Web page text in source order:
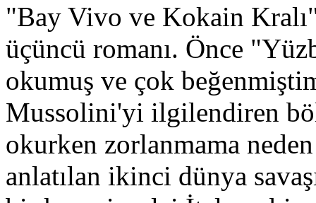
"Bay Vivo ve Kokain
üçüncü romanı. Önce
okumuş ve çok
Mussolini'yi ilgilendiren
okurken zorlanmama
anlatılan ikinci dünya